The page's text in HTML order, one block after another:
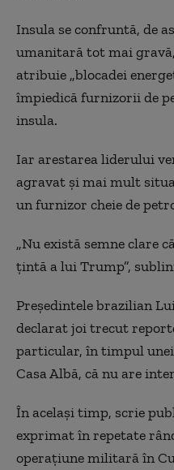
Insula se confruntă, de
umanitară tot mai
atribuie „blocadei
împiedică furnizorii de
insula.
Iar arestarea liderului
agravat și mai mult
un furnizor cheie de
„Nu există semne clare
țintă a lui Trump”,
Președintele brazilian
declarat joi trecut
particular, în timpul
Casa Albă, că nu are
În același timp, scrie
exprimat în repetate
operațiune militară în